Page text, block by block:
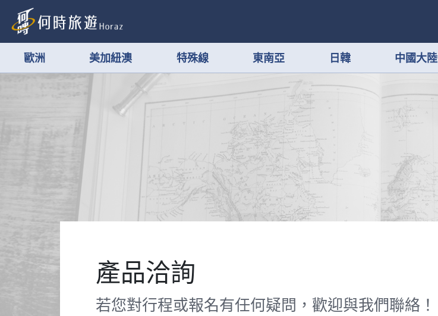
歐洲 美加紐澳 特殊線 東南亞 日韓 中國大陸
產品洽詢
若您對行程或報名有任何疑問，歡迎與我們聯絡！